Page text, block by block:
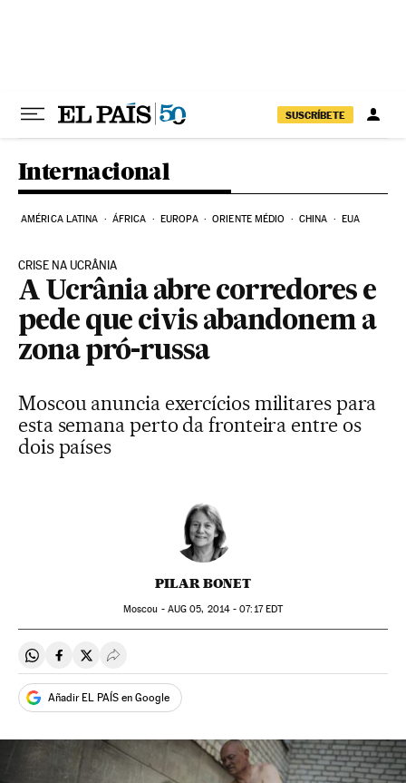
SUSCRÍBETE
Internacional
AMÉRICA LATINA ÁFRICA EUROPA ORIENTE MÉDIO CHINA EUA
CRISE NA UCRÂNIA
A Ucrânia abre corredores e
pede que civis abandonem a
zona pró-russa
Moscou anuncia exercícios militares para
esta semana perto da fronteira entre os
dois países
PILAR BONET
Moscou - AUG 05, 2014 - 07:17EDT
Compartir en Whatsapp
Compartir en Facebook
Compartir en Twitter
Desplegar Redes Sociales
Añadir EL PAÍS en Google